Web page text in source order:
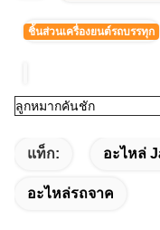
ชิ้นส่วนเครื่องยนต์รถบรรทุก
ลูกหมากคันชัก
แท็ก: อะไหล่
อะไหล่รถจาค